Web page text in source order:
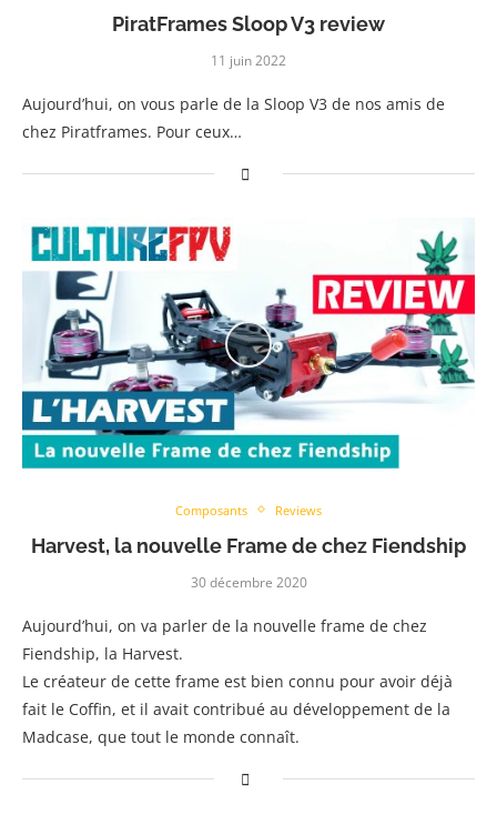
PiratFrames Sloop V3 review
11 juin 2022
Aujourd’hui, on vous parle de la Sloop V3 de nos amis de
chez Piratframes. Pour ceux…
Composants Reviews
Harvest, la nouvelle Frame de chez Fiendship
30 décembre 2020
Aujourd’hui, on va parler de la nouvelle frame de chez
Fiendship, la Harvest.
Le créateur de cette frame est bien connu pour avoir déjà
fait le Coffin, et il avait contribué au développement de la
Madcase, que tout le monde connaît.